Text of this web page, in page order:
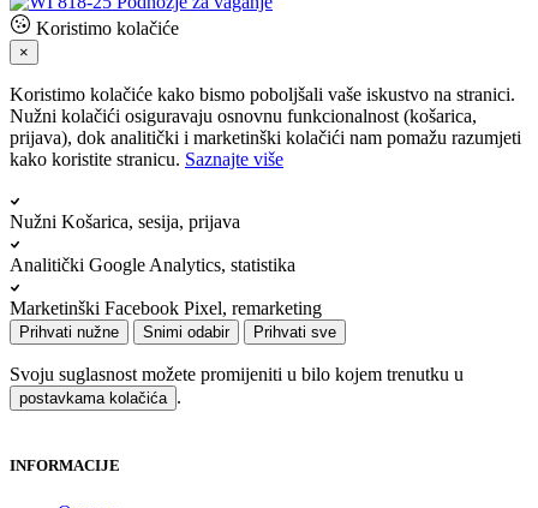
Koristimo kolačiće
×
Koristimo kolačiće kako bismo poboljšali vaše iskustvo na stranici.
Nužni kolačići osiguravaju osnovnu funkcionalnost (košarica,
prijava), dok analitički i marketinški kolačići nam pomažu razumjeti
kako koristite stranicu. Saznajte više
Nužni Košarica, sesija, prijava
Analitički Google Analytics, statistika
Marketinški Facebook Pixel, remarketing
Prihvati nužne Snimi odabir Prihvati sve
Svoju suglasnost možete promijeniti u bilo kojem trenutku u
postavkama kolačića .
INFORMACIJE